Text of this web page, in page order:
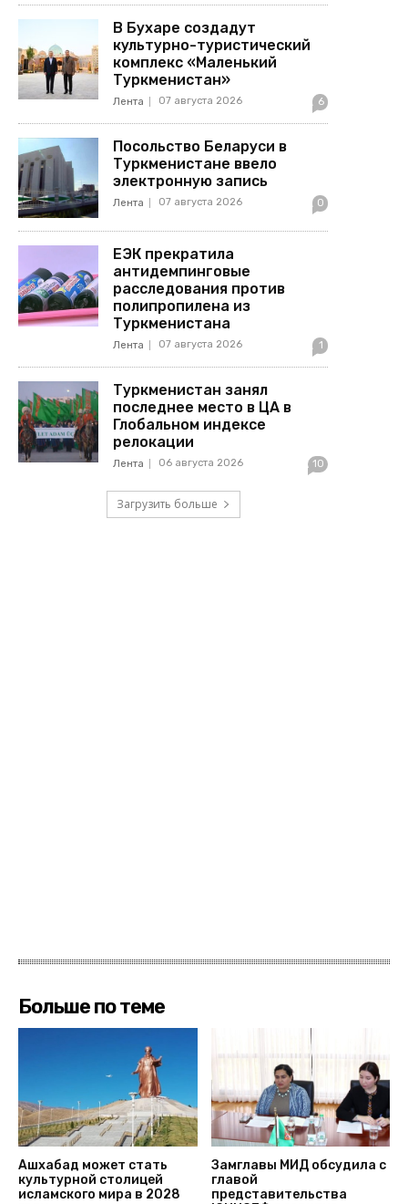
В Бухаре создадут
культурно-туристический
комплекс «Маленький
Туркменистан»
Лента 07 августа 2026 6
Посольство Беларуси в
Туркменистане ввело
электронную запись
Лента 07 августа 2026 0
ЕЭК прекратила
антидемпинговые
расследования против
полипропилена из
Туркменистана
Лента 07 августа 2026 1
Туркменистан занял
последнее место в ЦА в
Глобальном индексе
релокации
Лента 06 августа 2026 10
Загрузить больше
Больше по теме
Ашхабад может стать
культурной столицей
исламского мира в 2028
Замглавы МИД обсудила с
главой
представительства